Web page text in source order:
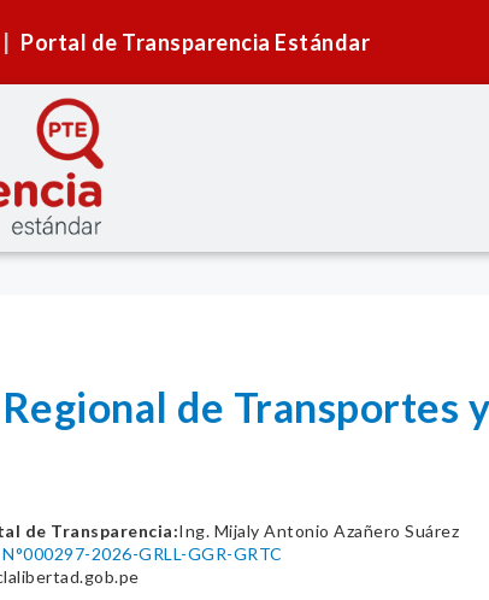
Portal de Transparencia Estándar
de Transportes
de Transparencia:Ing. Mijaly Antonio Azañero Suárez
N°000297-2026-GRLL-GGR-GRTC